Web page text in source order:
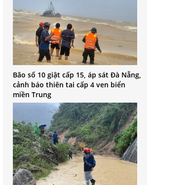
Bão số 10 giật cấp 15, áp sát Đà Nẵng,
cảnh báo thiên tai cấp 4 ven biển
miền Trung